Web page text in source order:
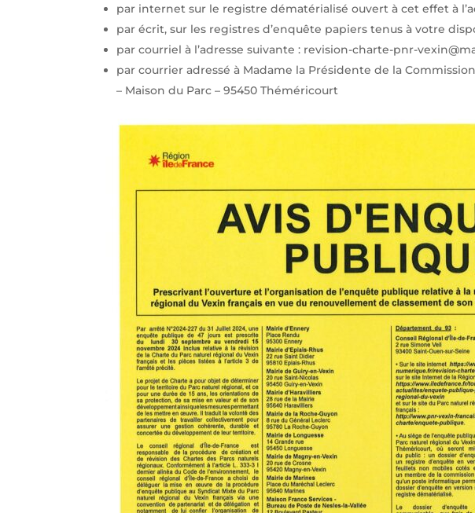
par internet sur le registre dématérialisé ouvert à cet effet à
par écrit, sur les registres d’enquête papiers tenus à votre
par courriel à l’adresse suivante : revision-charte-pnr-
par courrier adressé à Madame la Présidente de la
– Maison du Parc – 95450 Théméricourt